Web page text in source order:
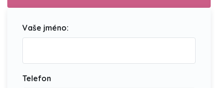
Vaše jméno:
Telefon